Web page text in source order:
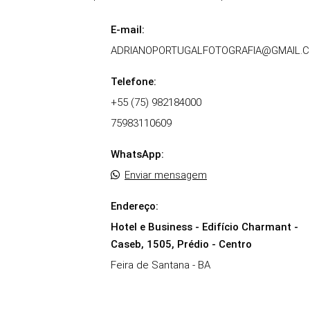
E-mail:
Telefone:
+55 (75) 982184000
75983110609
WhatsApp:
Enviar mensagem
Endereço:
Hotel e Business - Edifício Charmant -
Caseb, 1505, Prédio - Centro
Feira de Santana - BA